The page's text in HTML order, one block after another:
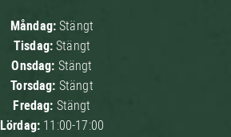
Måndag:Stängt
Tisdag:Stängt
Onsdag: Stängt
Torsdag: Stängt
Fredag: Stängt
Lördag: 11:00-17:00